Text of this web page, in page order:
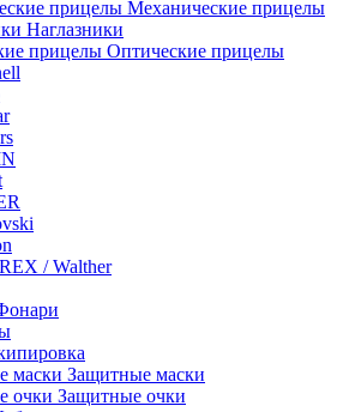
Механические прицелы
Наглазники
Оптические прицелы
/ Walther
Защитные маски
Защитные очки